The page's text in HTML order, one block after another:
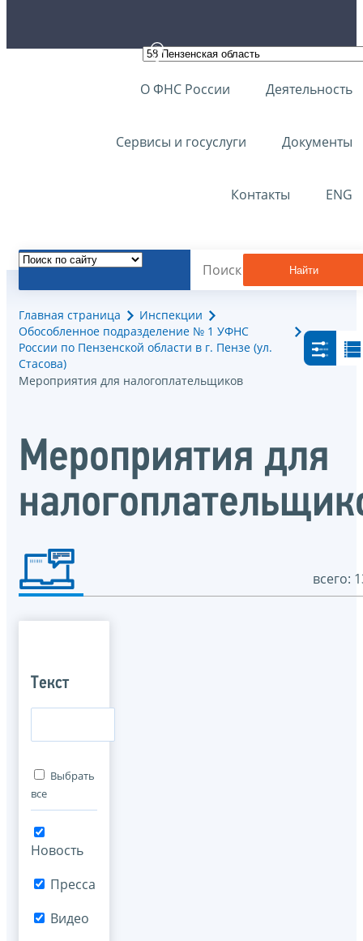
О ФНС России Деятельность
Сервисы и госуслуги Документы
Контакты ENG
Найти
Главная страница
Инспекции
Обособленное подразделение № 1 УФНС
России по Пензенской области в г. Пензе (ул.
Стасова)
Мероприятия для налогоплательщиков
Мероприятия для
всего:
Текст
Выбрать
все
Новость
Пресса
Видео